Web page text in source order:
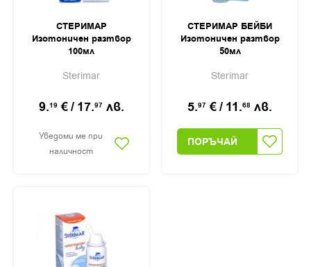
СТЕРИМАР
Изотоничен разтвор
100мл
Sterimar
9.19 €/ 17.97 лв.
Уведоми ме при
наличност
СТЕРИМАР БЕЙБИ
Изотоничен разтвор
50мл
Sterimar
5.97 €/ 11.68 лв.
ПОРЪЧАЙ